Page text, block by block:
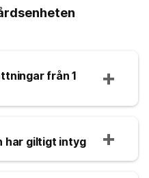
från 1
har giltigt intyg